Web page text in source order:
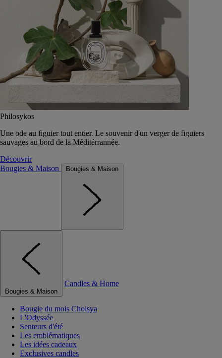
Philosykos
Une ode au figuier tout entier. Le souvenir d'un verger de figuiers
sauvages au bord de la Méditérrannée.
Découvrir
Bougies & Maison
Bougies & Maison
Bougies & Maison
Candles & Home
Bougie du mois Choisya
L'Odyssée
Senteurs d'été
Les emblématiques
Les idées cadeaux
Exclusives candles